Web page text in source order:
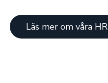
Läs mer om våra